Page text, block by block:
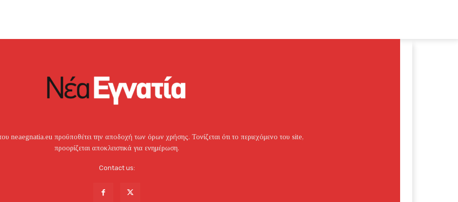
neaegnatia.eu προϋποθέτει την αποδοχή των όρων χρήσης. Τονίζεται ότι το περιεχόμενο του site,
προορίζεται αποκλειστικά για ενημέρωση.
Contact us: